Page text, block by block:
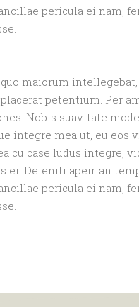
pericula ei nam,
maiorum
petentium. Per
Nobis suavitate
integre mea ut, eu
cu case ludus integre,
ei. Deleniti apeirian
pericula ei nam,